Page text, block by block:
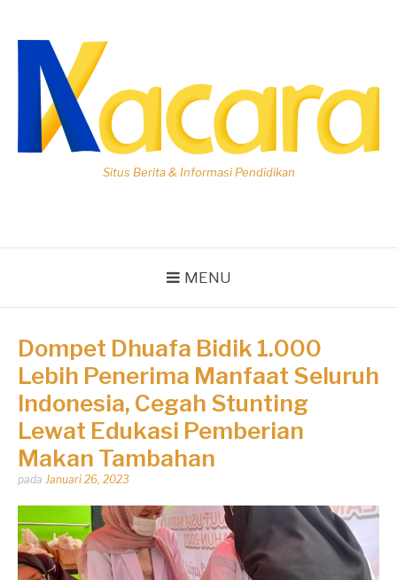
konten
Situs Berita & Informasi Pendidikan
MENU
Dompet Dhuafa Bidik 1.000
Lebih Penerima Manfaat Seluruh
Indonesia, Cegah Stunting
Lewat Edukasi Pemberian
Makan Tambahan
Dipos
Erlangga
pada Januari 26, 2023